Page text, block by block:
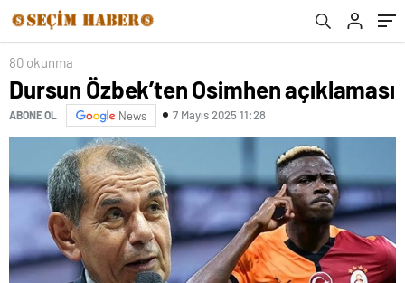
80 okunma
Dursun Özbek’ten Osimhen açıklaması
ABONE OL News 7 Mayıs 2025 11:28